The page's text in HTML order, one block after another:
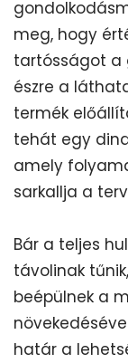
meg, hogy
tartósságot a
észre a
termék
tehát egy
amely
sarkallja a
Bár a teljes
távolinak
beépülnek a
határ a